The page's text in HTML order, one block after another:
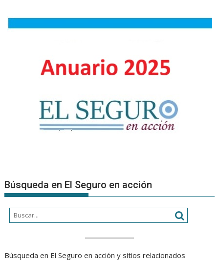
para
Búsqueda en El Seguro en acción
Búsqueda en El Seguro en acción y sitios relacionados